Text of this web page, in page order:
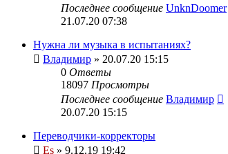
Последнее сообщение UnknDoomer
21.07.20 07:38
Нужна ли музыка в испытаниях?
Владимир » 20.07.20 15:15
0 Ответы
18097 Просмотры
Последнее сообщение Владимир
20.07.20 15:15
Переводчики-корректоры
Es » 9.12.19 19:42